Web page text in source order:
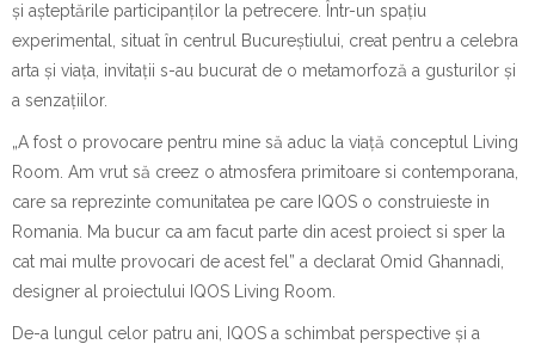
și așteptările participanților la petrecere. Într-un spațiu
experimental, situat în centrul Bucureștiului, creat pentru a celebra
arta și viața, invitații s-au bucurat de o metamorfoză a gusturilor și
a senzațiilor.
„A fost o provocare pentru mine să aduc la viață conceptul Living
Room. Am vrut să creez o atmosfera primitoare si contemporana,
care sa reprezinte comunitatea pe care IQOS o construieste in
Romania. Ma bucur ca am facut parte din acest proiect si sper la
cat mai multe provocari de acest fel” a declarat Omid Ghannadi,
designer al proiectului IQOS Living Room.
De-a lungul celor patru ani, IQOS a schimbat perspective și a